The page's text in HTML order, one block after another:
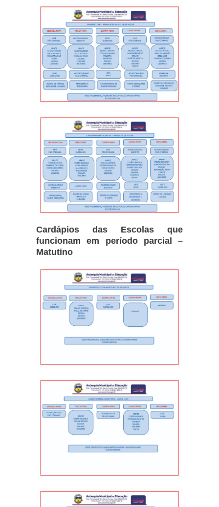
Cardápios das Escolas que
funcionam em período parcial –
Matutino